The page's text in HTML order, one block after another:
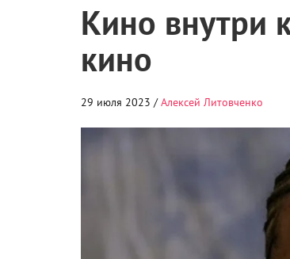
Кино внутри
кино
29 июля 2023 /Алексей Литовченко